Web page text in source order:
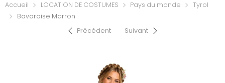
Accueil LOCATION DE COSTUMES Pays du monde
Tyrol
Bavaroise Marron
Précédent
Suivant